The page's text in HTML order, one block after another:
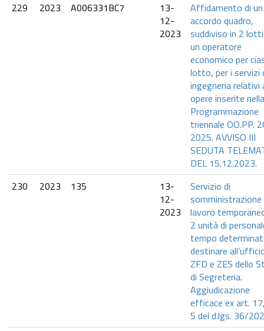
229
2023 A006331BC7
13-
12-
2023
Affidamento di un
accordo quadro,
suddiviso in 2
un operatore
economico per
lotto, per i servizi
ingegneria relativi
opere inserite nella
Programmazione
triennale OO.PP.
2025. AVVISO III
SEDUTA
DEL 15.12.2023.
230
2023 135
13-
12-
2023
Servizio di
somministrazione
lavoro
2 unità di
tempo
destinare
ZFD e ZES dello
di Segreteria.
Aggiudicazione
efficace ex art.
5 del d.lgs. 36/